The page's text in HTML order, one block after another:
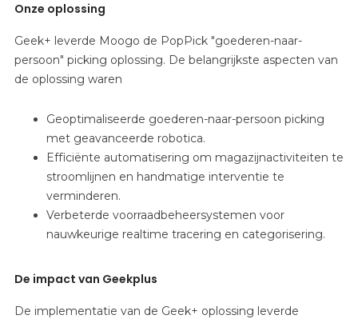
Onze oplossing
Geek+ leverde Moogo de PopPick "goederen-naar-
persoon" picking oplossing. De belangrijkste aspecten van
de oplossing waren
Geoptimaliseerde goederen-naar-persoon picking
met geavanceerde robotica.
Efficiënte automatisering om magazijnactiviteiten te
stroomlijnen en handmatige interventie te
verminderen.
Verbeterde voorraadbeheersystemen voor
nauwkeurige realtime tracering en categorisering.
De impact van Geekplus
De implementatie van de Geek+ oplossing leverde